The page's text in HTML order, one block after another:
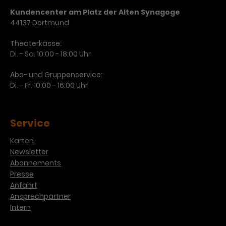
verschiedene Websites hinweg.
Kundencenter am Platz der Alten Synagoge
44137 Dortmund
Theaterkasse:
Di. - Sa. 10:00 - 18:00 Uhr
Abo- und Gruppenservice:
Di. - Fr. 10:00 - 16:00 Uhr
Service
Karten
Newsletter
Abonnements
Presse
Anfahrt
Ansprechpartner
Intern